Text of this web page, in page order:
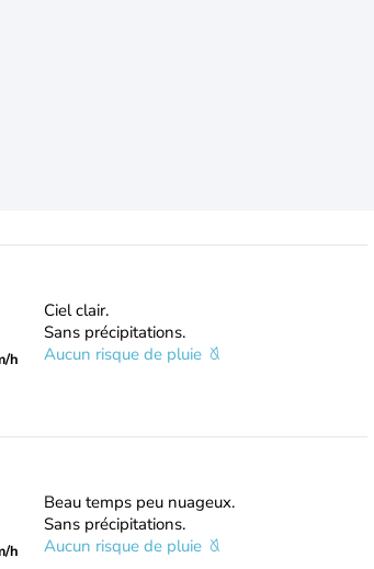
h
Ciel clair.
Sans précipitations.
Aucun risque de pluie
h
Beau temps peu nuageux.
Sans précipitations.
Aucun risque de pluie